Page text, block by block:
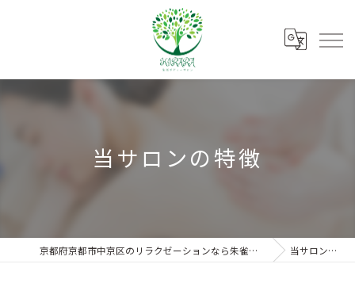
当サロンの特徴
京都府京都市中京区のリラクゼーションなら朱雀ボディーサロンKIRARA 当サロンの特徴